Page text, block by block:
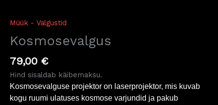
Müük - Valgustid
Kosmosevalgus
79,00 €
Hind sisaldab käibemaksu.
Kosmosevalguse projektor on laserprojektor, mis kuvab
kogu ruumi ulatuses kosmose varjundid ja pakub